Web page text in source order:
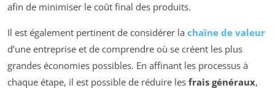
afin de minimiser le coût final des produits.
Il est également pertinent de considérer la chaîne de valeur
d’une entreprise et de comprendre où se créent les plus
grandes économies possibles. En affinant les processus à
chaque étape, il est possible de réduire les frais généraux,